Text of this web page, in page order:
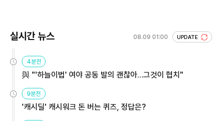
실시간 뉴스 08.09 01:00 UPDATE
4분전
與 "'하늘이법' 여야 공동 발의 괜찮아…그것이 협치"
9분전
'캐시딜' 캐시워크 돈 버는 퀴즈, 정답은?